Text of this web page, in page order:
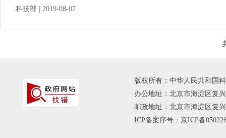
科技部 | 2019-08-07
版权所有：中华人民共和国
办公地址：北京市海淀区复
邮政地址：北京市海淀区复
ICP备案序号：京ICP备